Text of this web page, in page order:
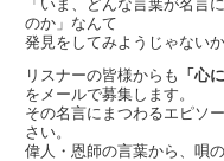
「いま、どんな言葉が名言
のか」なんて
発見をしてみようじゃない
リスナーの皆様からも
「心
をメールで募集します。
その名言にまつわるエピソ
さい。
偉人・恩師の言葉から、唄